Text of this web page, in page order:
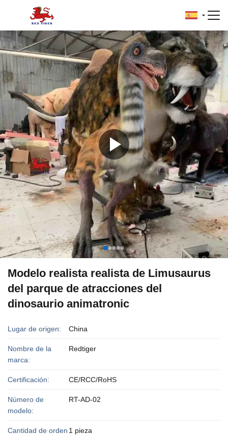
Modelo realista realista de Limusaurus
del parque de atracciones del
dinosaurio animatronic
Lugar de origen: China
Nombre de la
marca:
Redtiger
Certificación: CE/RCC/RoHS
Número de
modelo:
RT-AD-02
Cantidad de orden 1 pieza